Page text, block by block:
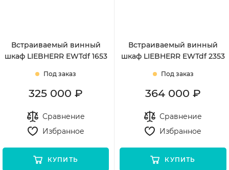
Встраиваемый винный
шкаф LIEBHERR EWTdf 1653
Под заказ
325 000 ₽
Сравнение
Избранное
КУПИТЬ
Встраиваемый винный
шкаф LIEBHERR EWTdf 2353
Под заказ
364 000 ₽
Сравнение
Избранное
КУПИТЬ